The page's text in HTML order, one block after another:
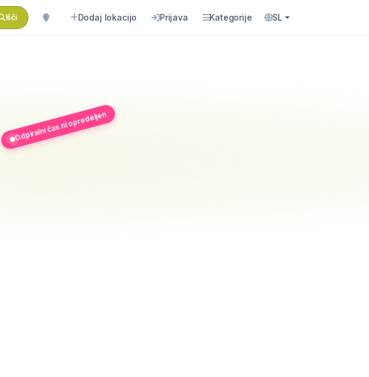
Išči Dodaj lokacijo Prijava Kategorije SL
Odpiralni čas ni opredeljen